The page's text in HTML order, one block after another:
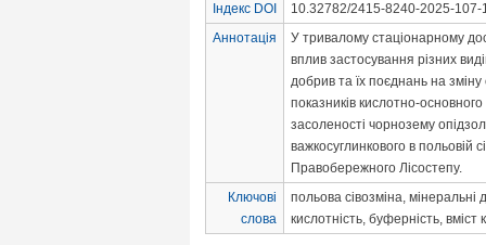
Індекс DOI
10.32782/2415-8240-2025-107-
Аннотація
У тривалому стаціонарному
вплив застосування різних
добрив та їх поєднань на
показників кислотно-
засоленості чорнозему
важкосуглинкового в польовій
Правобережного Лісостепу.
Ключові
слова
польова сівозміна, мінеральні
кислотність, буферність, вміст